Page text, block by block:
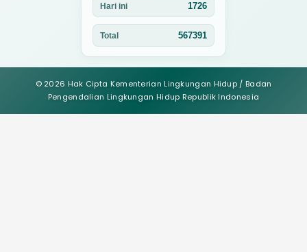
Hari ini 1726
Total 567391
© 2026 Hak Cipta Kementerian Lingkungan Hidup / Badan
Pengendalian Lingkungan Hidup Republik Indonesia